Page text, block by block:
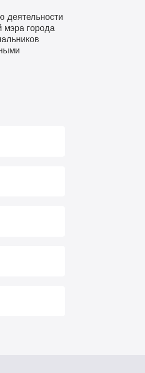
деятельности
мэра города